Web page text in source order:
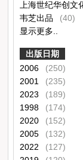
韦芝出品
(40)
显示更多..
出版日期
2006
(250)
2001
(235)
2023
(189)
1998
(174)
2020
(152)
2005
(132)
2022
(127)